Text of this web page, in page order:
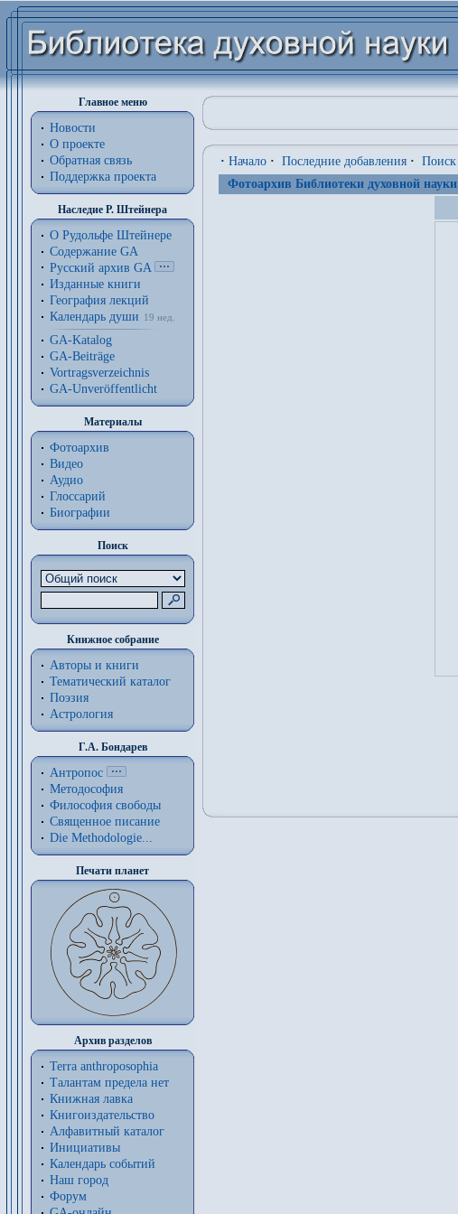
Главное меню
Новости
О проекте
Обратная связь
Поддержка проекта
Наследие Р. Штейнера
О Рудольфе Штейнере
Содержание GA
Русский архив GA
Изданные книги
География лекций
Календарь души
19 нед.
GA-Katalog
GA-Beiträge
Vortragsverzeichnis
GA-Unveröffentlicht
Материалы
Фотоархив
Видео
Аудио
Глоссарий
Биографии
Поиск
Книжное собрание
Авторы и книги
Тематический каталог
Поэзия
Астрология
Г.А. Бондарев
Антропос
Методософия
Философия cвободы
Священное писание
Die Methodologie...
Печати планет
Архив разделов
Terra anthroposophia
Талантам предела нет
Книжная лавка
Книгоиздательство
Алфавитный каталог
Инициативы
Календарь событий
Наш город
Форум
· Начало · Последние добавления · Поиск
Фотоархив Библиотеки духовной науки